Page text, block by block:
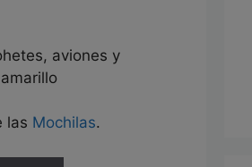
aviones y
las Mochilas.